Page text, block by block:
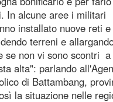
In alcune aree i militari
installato nuove reti e
terreni e
se non vi sono scontri a
alta": parlando
di Battambang,
la situazione nelle